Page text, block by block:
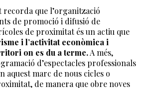
recorda que l’organització
de promoció i difusió de
de proximitat és un actiu que
i l’activitat econòmica i
on es du a terme.A més,
d’espectacles professionals
aquest marc de nous cicles o
de manera que obre noves